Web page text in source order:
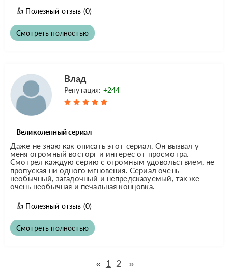
👍 Полезный отзыв (0)
Смотреть полностью
Влад
Репутация: +244
Великолепный сериал
Даже не знаю как описать этот сериал. Он вызвал у
меня огромный восторг и интерес от просмотра.
Смотрел каждую серию с огромным удовольствием, не
пропуская ни одного мгновения. Сериал очень
необычный, загадочный и непредсказуемый, так же
очень необычная и печальная концовка.
👍 Полезный отзыв (0)
Смотреть полностью
« 1 2 »